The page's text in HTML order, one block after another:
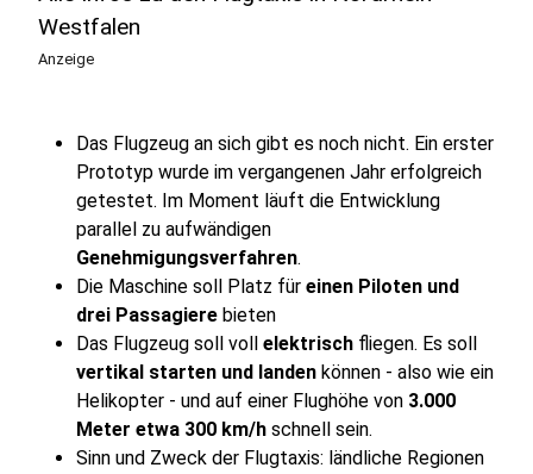
Westfalen
Anzeige
Das Flugzeug an sich gibt es noch nicht. Ein erster
Prototyp wurde im vergangenen Jahr erfolgreich
getestet. Im Moment läuft die Entwicklung
parallel zu aufwändigen
Genehmigungsverfahren.
Die Maschine soll Platz für einen Piloten und
drei Passagiere bieten
Das Flugzeug soll voll elektrisch fliegen. Es soll
vertikal starten und landen können - also wie ein
Helikopter - und auf einer Flughöhe von 3.000
Meter etwa 300 km/h schnell sein.
Sinn und Zweck der Flugtaxis: ländliche Regionen